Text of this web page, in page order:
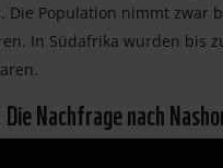
Die Population nimmt zwar
In Südafrika wurden bis
Die Nachfrage nach